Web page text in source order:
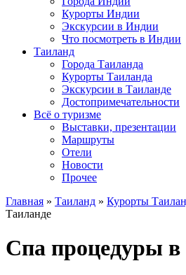
Курорты Индии
Экскурсии в Индии
Что посмотреть в Индии
Таиланд
Города Таиланда
Курорты Таиланда
Экскурсии в Таиланде
Достопримечательности
Всё о туризме
Выставки, презентации
Маршруты
Отели
Новости
Прочее
Главная » Таиланд » Курорты
Таиланде
Спа процедуры в